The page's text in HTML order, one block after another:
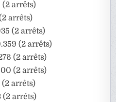
(2 arrêts)
arrêts)
(2 arrêts)
(2 arrêts)
(2 arrêts)
(2 arrêts)
(2 arrêts)
(2 arrêts)